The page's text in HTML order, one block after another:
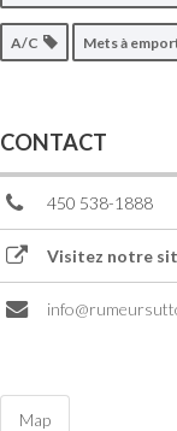
A/C Mets à
CONTACT
450 538-1888
Visitez notre
Map